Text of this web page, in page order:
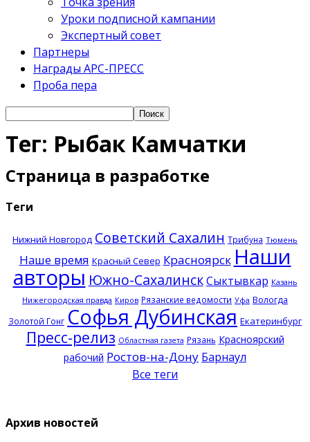
Уроки подписной кампании
Экспертный совет
Партнеры
Награды АРС-ПРЕСС
Проба пера
Тег: Рыбак Камчатки
Страница в разработке
Теги
Нижний Новгород Советский Сахалин Трибуна Тюмень
Наше время Красный Север Красноярск Наши
авторы Южно-Сахалинск Сыктывкар Казань
Нижегородская правда Киров Рязанские ведомости Уфа Вологда
Золотой Гонг Софья Дубинская Екатеринбург
Пресс-релиз Областная газета Рязань Красноярский
рабочий Ростов-на-Дону Барнаул
Все теги
Архив новостей